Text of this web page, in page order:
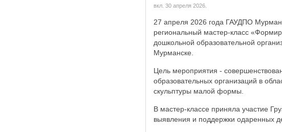
вкл. 30 апреля 2026.
27 апреля 2026 года ГАУДПО
региональный мастер-класс
дошкольной образовательной
Мурманске.
Цель мероприятия -
образовательных организаций в
скульптуры малой формы.
В мастер-классе приняла участие
выявления и поддержки одаренных